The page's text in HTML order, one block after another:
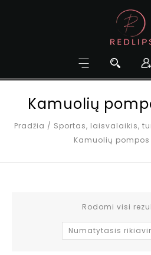
Kamuolių
Pradžia / Sportas, laisvalaikis,
Kamuolių
Rodomi visi
Numatytasis